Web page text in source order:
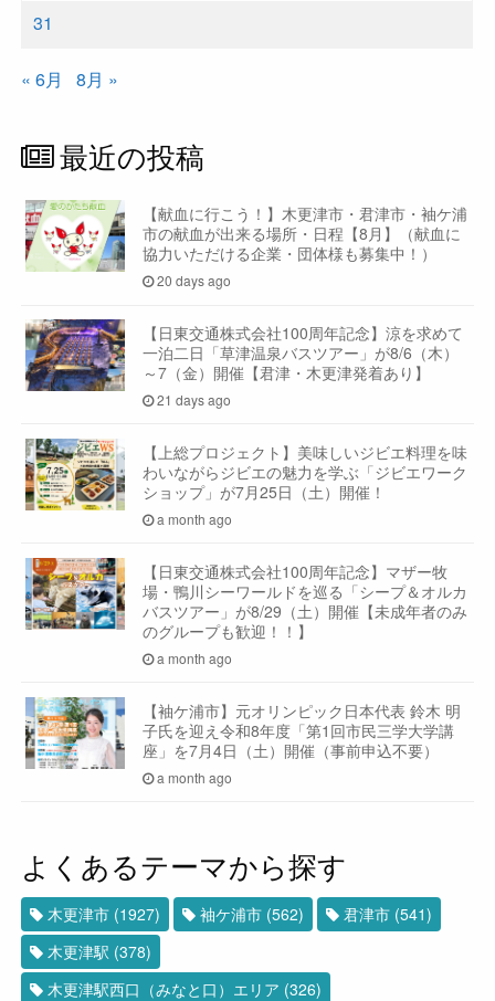
31
« 6月 8月 »
最近の投稿
【献血に行こう！】木更津市・君津市・袖ケ浦
市の献血が出来る場所・日程【8月】（献血に
協力いただける企業・団体様も募集中！）
20 days ago
【日東交通株式会社100周年記念】涼を求めて
一泊二日「草津温泉バスツアー」が8/6（木）
～7（金）開催【君津・木更津発着あり】
21 days ago
【上総プロジェクト】美味しいジビエ料理を味
わいながらジビエの魅力を学ぶ「ジビエワーク
ショップ」が7月25日（土）開催！
a month ago
【日東交通株式会社100周年記念】マザー牧
場・鴨川シーワールドを巡る「シープ＆オルカ
バスツアー」が8/29（土）開催【未成年者のみ
のグループも歓迎！！】
a month ago
【袖ケ浦市】元オリンピック日本代表 鈴木 明
子氏を迎え令和8年度「第1回市民三学大学講
座」を7月4日（土）開催（事前申込不要）
a month ago
よくあるテーマから探す
木更津市 (1927) 袖ケ浦市 (562) 君津市 (541)
木更津駅 (378)
木更津駅西口（みなと口）エリア (326)